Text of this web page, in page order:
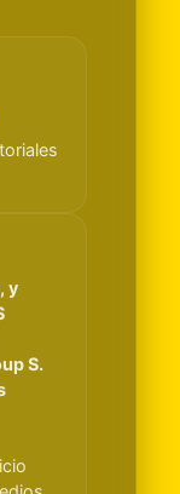
y
S.